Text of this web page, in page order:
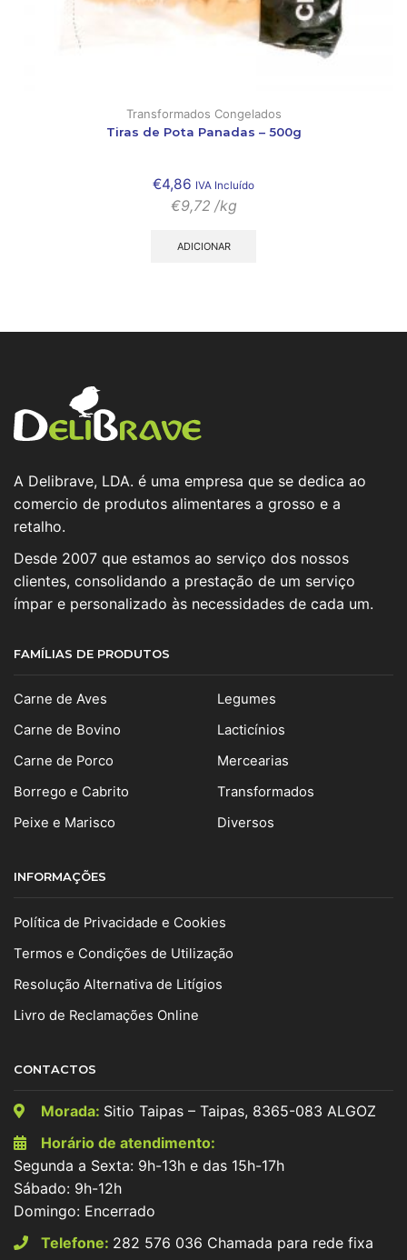
Transformados Congelados
Tiras de Pota Panadas – 500g
€4,86 IVA Incluído
€9,72 /kg
ADICIONAR
A Delibrave, LDA. é uma empresa que se dedica ao
comercio de produtos alimentares a grosso e a
retalho.
Desde 2007 que estamos ao serviço dos nossos
clientes, consolidando a prestação de um serviço
ímpar e personalizado às necessidades de cada um.
FAMÍLIAS DE PRODUTOS
Carne de Aves
Carne de Bovino
Carne de Porco
Borrego e Cabrito
Peixe e Marisco
Legumes
Lacticínios
Mercearias
Transformados
Diversos
INFORMAÇÕES
Política de Privacidade e Cookies
Termos e Condições de Utilização
Resolução Alternativa de Litígios
Livro de Reclamações Online
CONTACTOS
Morada: Sitio Taipas – Taipas, 8365-083 ALGOZ
Horário de atendimento:
Segunda a Sexta: 9h-13h e das 15h-17h
Sábado: 9h-12h
Domingo: Encerrado
Telefone: 282 576 036 Chamada para rede fixa